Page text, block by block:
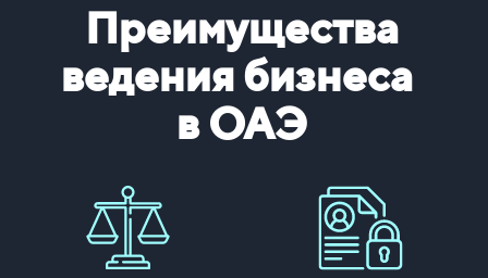
Преимущества
ведениябизнеса
в ОАЭ